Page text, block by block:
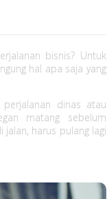
bisnis? Untuk
hal apa saja yang
dinas atau
matang sebelum
harus pulang lagi